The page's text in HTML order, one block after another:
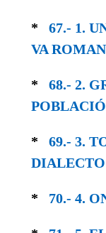
* 67.- 1.
VA
* 68.- 2.
* 69.- 3.
* 70.- 4.